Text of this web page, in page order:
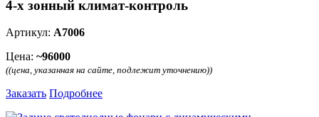
4-х зонный климат-контроль
Артикул: А7006
Цена: ~96000
((цена, указанная на сайте, подлежит уточнению))
Заказать Подробнее